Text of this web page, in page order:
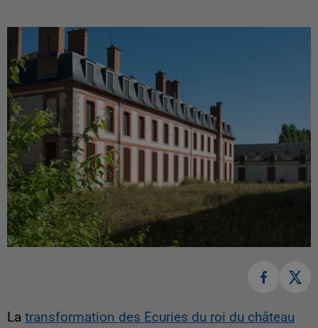
La transformation des Ecuries du roi du château